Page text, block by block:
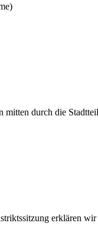
mitten durch die
erklären